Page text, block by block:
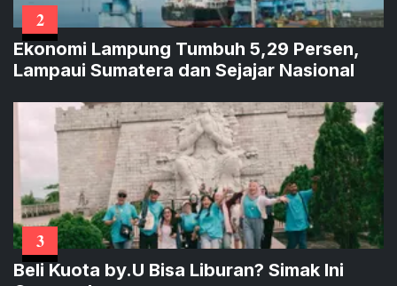
2
Ekonomi Lampung Tumbuh 5,29 Persen,
Lampaui Sumatera dan Sejajar Nasional
3
Beli Kuota by.U Bisa Liburan? Simak Ini